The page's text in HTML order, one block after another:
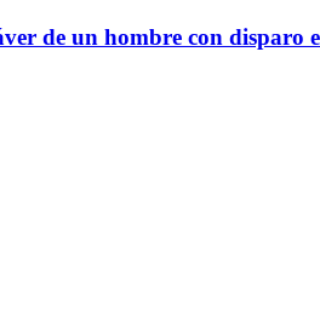
de un hombre con disparo